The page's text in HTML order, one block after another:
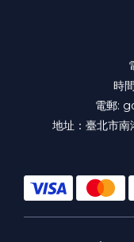
時
電郵:
地址：臺北市